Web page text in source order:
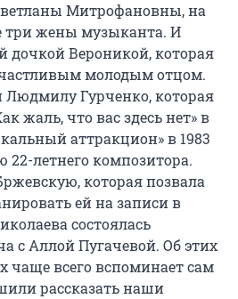
Митрофановны, на
три жены музыканта. И
дочкой Вероникой, которая
молодым отцом.
Гурченко, которая
жаль, что вас здесь нет» в
аттракцион» в 1983
22-летнего композитора.
которая позвала
ей на записи в
состоялась
с Аллой Пугачевой. Об этих
чаще всего вспоминает сам
рассказать наши